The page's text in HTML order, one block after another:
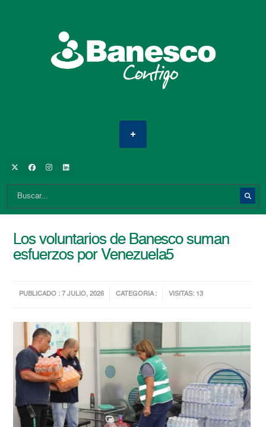
Los voluntarios de Banesco suman
esfuerzos por Venezuela5
PUBLICADO : 7 JULIO, 2026 CATEGORIA : VISITAS: 13